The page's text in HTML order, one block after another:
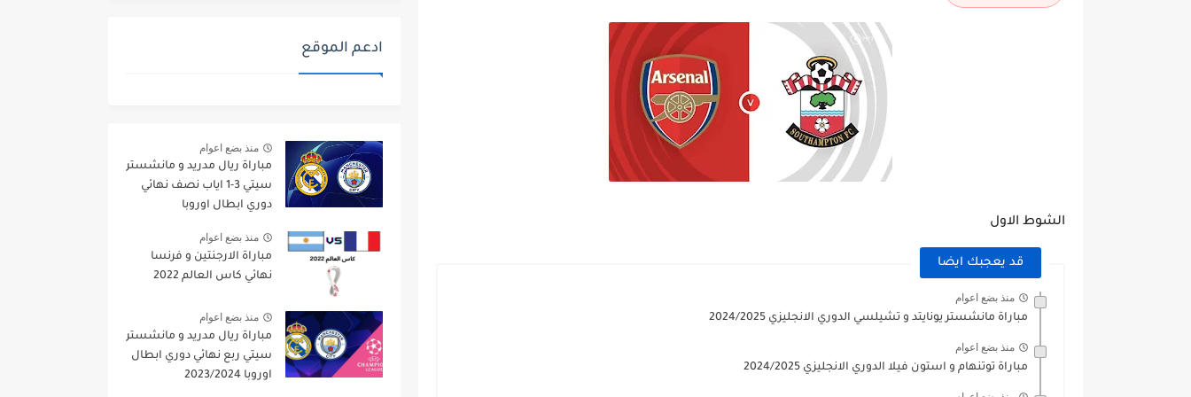
الشوط الاول
قد يعجبك ايضا
منذ بضع اعوام
مباراة مانشستر يونايتد و تشيلسي الدوري الانجليزي 2024/2025
منذ بضع اعوام
مباراة توتنهام و استون فيلا الدوري الانجليزي 2024/2025
ادعم الموقع
منذ بضع اعوام
مباراة ريال مدريد و مانشستر
سيتي 3-1 اياب نصف نهائي
دوري ابطال اوروبا
منذ بضع اعوام
مباراة الارجنتين و فرنسا
نهائي كاس العالم 2022
منذ بضع اعوام
مباراة ريال مدريد و مانشستر
سيتي ربع نهائي دوري ابطال
اوروبا 2023/2024